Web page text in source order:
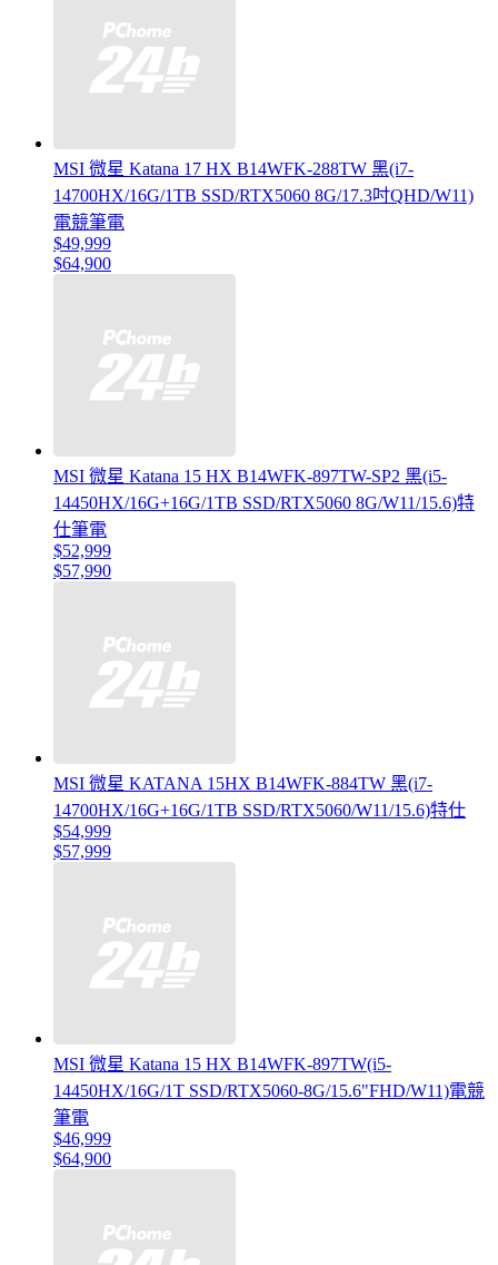
MSI 微星 Katana 17 HX B14WFK-288TW 黑(i7-
14700HX/16G/1TB SSD/RTX5060 8G/17.3吋QHD/W11)
電競筆電
$49,999
$64,900
MSI 微星 Katana 15 HX B14WFK-897TW-SP2 黑(i5-
14450HX/16G+16G/1TB SSD/RTX5060 8G/W11/15.6)特
仕筆電
$52,999
$57,990
MSI 微星 KATANA 15HX B14WFK-884TW 黑(i7-
14700HX/16G+16G/1TB SSD/RTX5060/W11/15.6)特仕
$54,999
$57,999
MSI 微星 Katana 15 HX B14WFK-897TW(i5-
14450HX/16G/1T SSD/RTX5060-8G/15.6"FHD/W11)電競
筆電
$46,999
$64,900